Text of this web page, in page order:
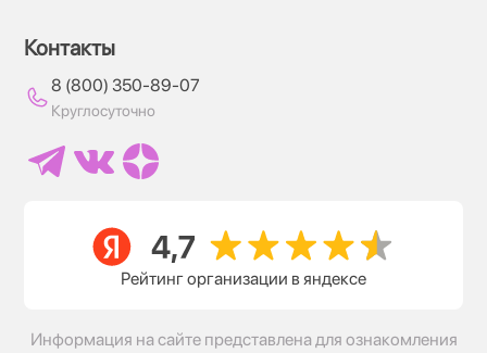
Контакты
8 (800) 350-89-07
Круглосуточно
Рейтинг организации в яндексе
Информация на сайте представлена для ознакомления